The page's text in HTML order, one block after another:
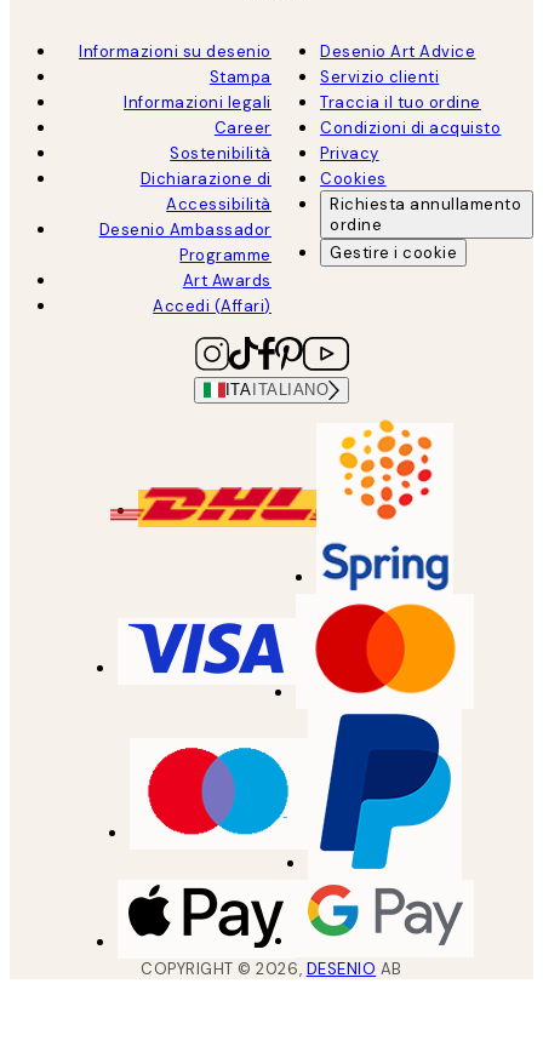
Informazioni su desenio
Stampa
Informazioni legali
Career
Sostenibilità
Dichiarazione di
Accessibilità
Desenio Ambassador
Programme
Art Awards
Accedi (Affari)
Desenio Art Advice
Servizio clienti
Traccia il tuo ordine
Condizioni di acquisto
Privacy
Cookies
Richiesta annullamento
ordine
Gestire i cookie
ITA ITALIANO
COPYRIGHT ©2026, DESENIO AB